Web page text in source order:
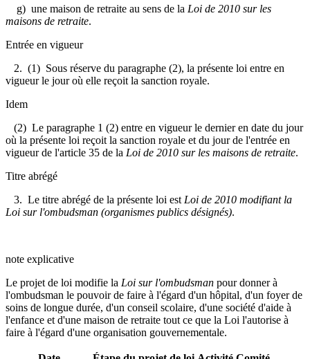
g) une maison de retraite au sens de la Loi de 2010 sur les
maisons de retraite.
Entrée en vigueur
2. (1) Sous réserve du paragraphe (2), la présente loi entre en
vigueur le jour où elle reçoit la sanction royale.
Idem
(2) Le paragraphe 1 (2) entre en vigueur le dernier en date du jour
où la présente loi reçoit la sanction royale et du jour de l'entrée en
vigueur de l'article 35 de la Loi de 2010 sur les maisons de retraite.
Titre abrégé
3. Le titre abrégé de la présente loi est Loi de 2010 modifiant la
Loi sur l'ombudsman (organismes publics désignés).
note explicative
Le projet de loi modifie la Loi sur l'ombudsman pour donner à
l'ombudsman le pouvoir de faire à l'égard d'un hôpital, d'un foyer de
soins de longue durée, d'un conseil scolaire, d'une société d'aide à
l'enfance et d'une maison de retraite tout ce que la Loi l'autorise à
faire à l'égard d'une organisation gouvernementale.